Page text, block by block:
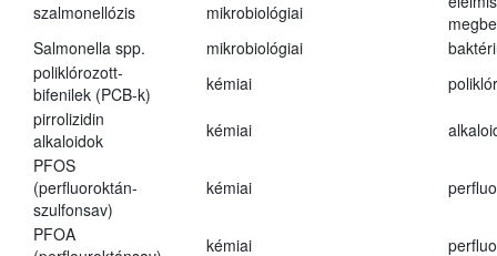
szalmonellózis
mikrobiológiai
Salmonella spp.
mikrobiológiai
poliklórozott-
bifenilek (PCB-k)
kémiai
pirrolizidin
alkaloidok
kémiai
PFOS
(perfluoroktán-
szulfonsav)
kémiai
PFOA
kémiai